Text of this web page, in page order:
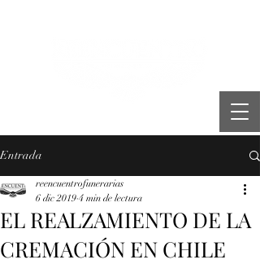
Entrada
EL REALZAMIENTO DE LA
CREMACIÓN EN CHILE
reencuentrofunerarias
6 dic 2019 4 min de lectura